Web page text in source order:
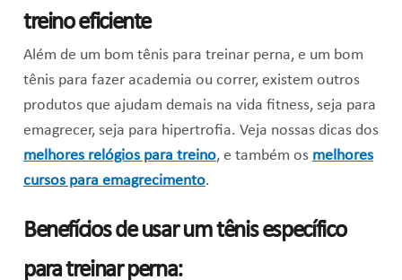
treino eficiente
Além de um bom tênis para treinar perna, e um bom
tênis para fazer academia ou correr, existem outros
produtos que ajudam demais na vida fitness, seja para
emagrecer, seja para hipertrofia. Veja nossas dicas dos
melhores relógios para treino, e também os melhores
cursos para emagrecimento.
Benefícios de usar um tênis específico
para treinar perna: